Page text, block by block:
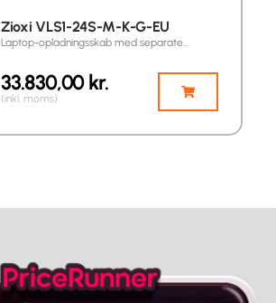
Zioxi VLS1-24S-M-K-G-EU
Laptop-opladningsskab med separate…
33.830,00kr.
(inkl. moms)